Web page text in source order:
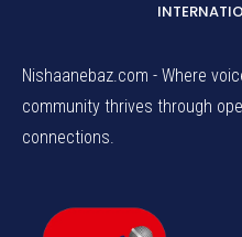
Nishaanebaz.com - Where
community thrives through
connections.